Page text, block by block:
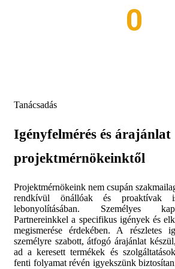
0
Tanácsadás
Igényfelmérés és árajánlat
projektmérnökeinktől
Projektmérnökeink nem csupán
rendkívül önállóak és proaktívak
lebonyolításában. Személyes
Partnereinkkel a specifikus igények és
megismerése érdekében. A részletes
személyre szabott, átfogó árajánlat
ad a keresett termékek és
fenti folyamat révén igyekszünk